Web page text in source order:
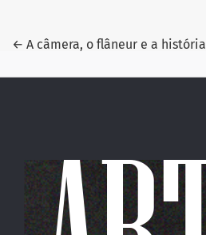
← Voltar aos Detalhes do Artigo
A câmera, o flâneur e a história